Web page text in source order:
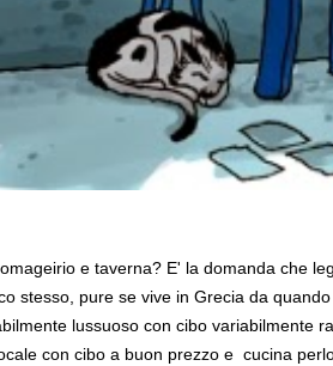
e taverna? E' la domanda che
stesso, pure se vive in Grecia da
lussuoso con cibo variabilmente
con cibo a buon prezzo e cucina